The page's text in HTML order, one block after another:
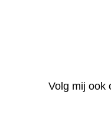
Volg mij ook